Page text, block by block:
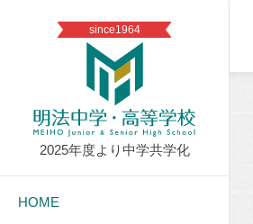
since1964
2025年度より中学共学化
HOME